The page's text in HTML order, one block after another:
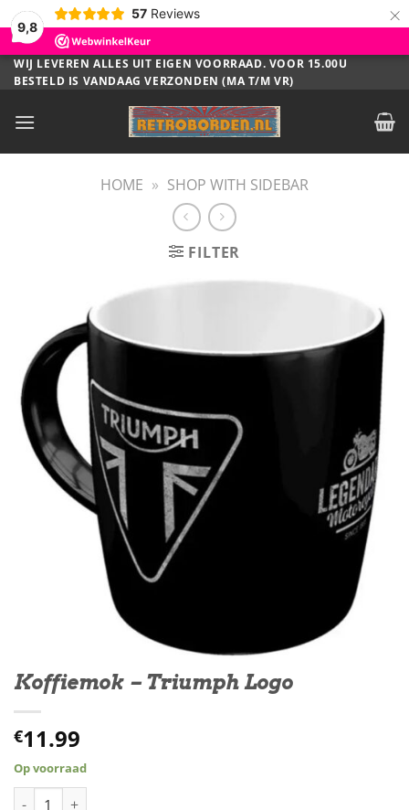
9,8
57 Reviews ×
Ga
naar
WIJ LEVEREN ALLES UIT EIGEN VOORRAAD. VOOR 15.00U
BESTELD IS VANDAAG VERZONDEN (MA T/M VR)
HOME » SHOP WITH SIDEBAR
FILTER
Koffiemok – Triumph Logo
€11.99
Op voorraad
Koffiemok – Triumph Logo aantal